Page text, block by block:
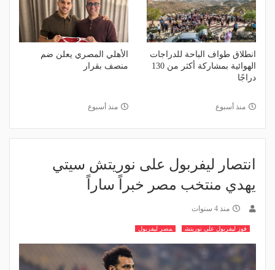
انطلاق طواف الباحة للدراجات
الهوائية بمشاركة أكثر من 130
دراجًا
منذ أسبوع
الأهلي المصري يعلن ضم
منصف بقرار
منذ أسبوع
انتصار ليفربول على نوريتش سيتي
يهدي منتخب مصر خبراً ساراً
منذ 4 سنوات
فوز ليفربول على نوريتش مصر ليفربول